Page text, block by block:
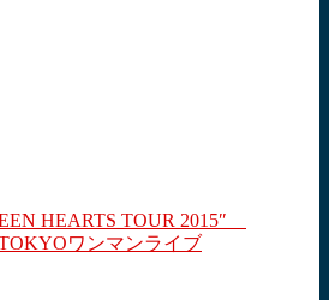
HEARTS TOUR 2015″
ワンマンライブ